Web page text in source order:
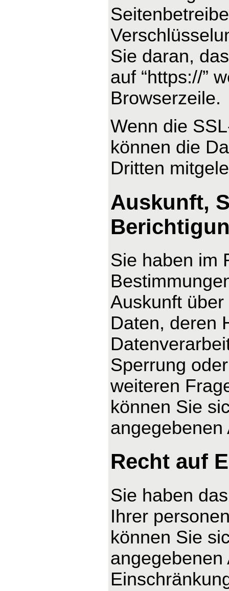
Sie daran,
auf “https://”
Browserzeile.
Wenn die
können die
Dritten
Auskunft,
Sie haben im
Auskunft
Daten, deren
Sperrung
weiteren
können Sie
Recht auf
Sie haben
Ihrer
können Sie